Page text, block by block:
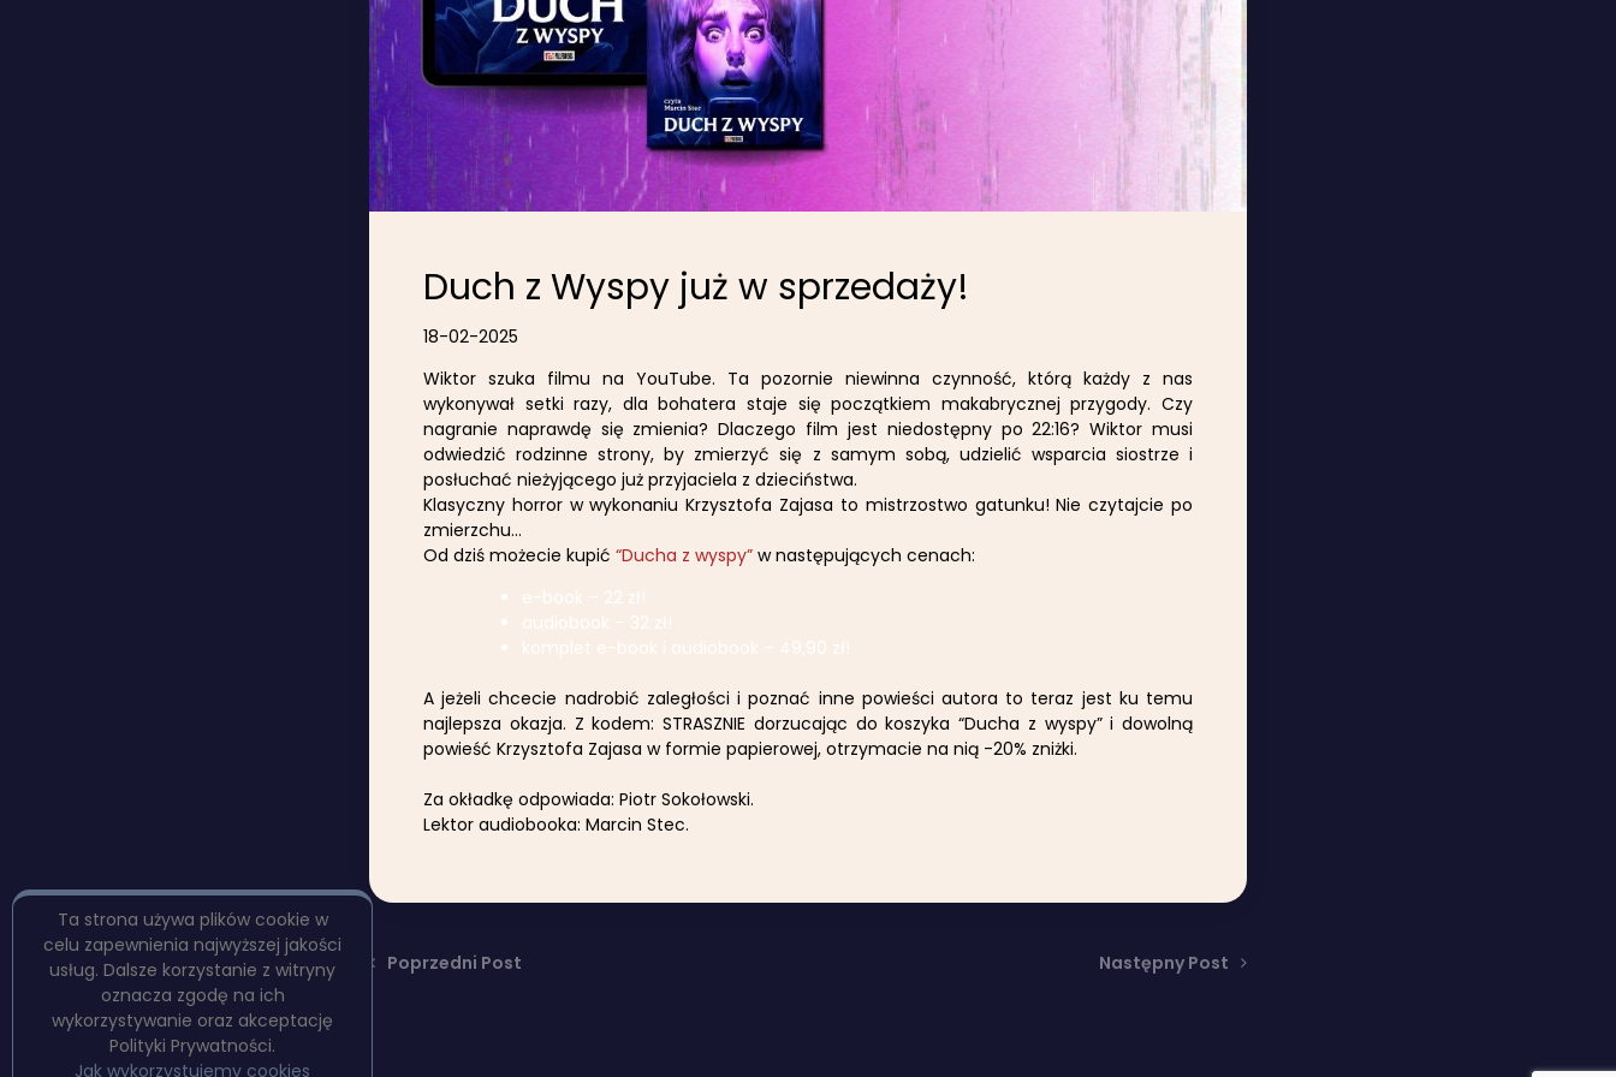
Duch z Wyspy już w sprzedaży!
18-02-2025
Wiktor szuka filmu na YouTube. Ta pozornie niewinna czynność, którą każdy z nas
wykonywał setki razy, dla bohatera staje się początkiem makabrycznej przygody. Czy
nagranie naprawdę się zmienia? Dlaczego film jest niedostępny po 22:16? Wiktor musi
odwiedzić rodzinne strony, by zmierzyć się z samym sobą, udzielić wsparcia siostrze i
posłuchać nieżyjącego już przyjaciela z dzieciństwa.
Klasyczny horror w wykonaniu Krzysztofa Zajasa to mistrzostwo gatunku! Nie czytajcie po
zmierzchu…
Od dziś możecie kupić “Ducha z wyspy” w następujących cenach:
e-book – 22 zł!
audiobook – 32 zł!
komplet e-book i audiobook – 49,90 zł!
A jeżeli chcecie nadrobić zaległości i poznać inne powieści autora to teraz jest ku temu
najlepsza okazja. Z kodem: STRASZNIE dorzucając do koszyka “Ducha z wyspy” i dowolną
powieść Krzysztofa Zajasa w formie papierowej, otrzymacie na nią -20% zniżki.
Za okładkę odpowiada: Piotr Sokołowski.
Lektor audiobooka: Marcin Stec.
Poprzedni Post Następny Post
Ta strona używa plików cookie w
celu zapewnienia najwyższej jakości
usług. Dalsze korzystanie z witryny
oznacza zgodę na ich
wykorzystywanie oraz akceptację
Polityki Prywatności.
Jak wykorzystujemy cookies